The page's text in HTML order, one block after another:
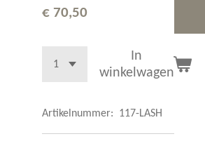
€ 70,50
In
winkelwagen
Artikelnummer: 117-LASH